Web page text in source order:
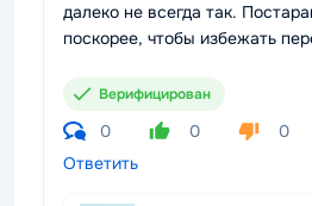
далеко не всегда так.
поскорее, чтобы избежать
Верифицирован
0 0
0
Ответить